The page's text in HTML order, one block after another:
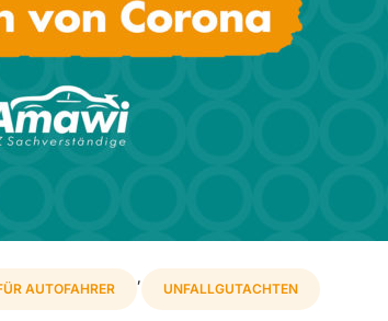
AUTOFAHRER
,
UNFALLGUTACHTEN